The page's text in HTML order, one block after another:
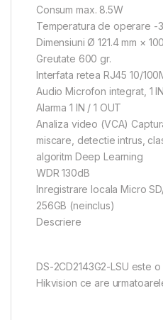
Consum max. 8.5W
Temperatura de operare -
Dimensiuni Ø 121.4 mm ×
Greutate 600 gr.
Interfata retea RJ45 10/
Audio Microfon integrat, 1
Alarma 1 IN / 1 OUT
Analiza video (VCA)
miscare, detectie intrus,
algoritm Deep Learning
WDR 130dB
Inregistrare locala Micro
256GB (neinclus)
Descriere
DS-2CD2143G2-LSU este
Hikvision ce are